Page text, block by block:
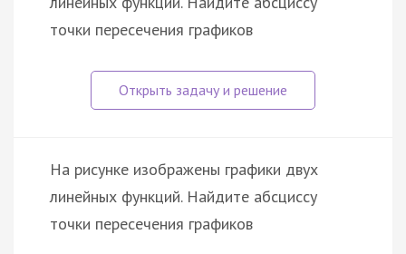
точки пересечения графиков
На рисунке изображены графики двух
линейных функций. Найдите абсциссу
точки пересечения графиков